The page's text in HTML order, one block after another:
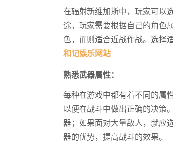
在辐射新维加斯中，玩家可以
途，玩家需要根据自己的角色
色，而则适合近战作战。选择
和记娱乐网站
熟悉武器属性：
每种在游戏中都有着不同的属
以便在战斗中做出正确的决策
器；如果面对大量敌人，就应
器的优势，提高战斗的效果。